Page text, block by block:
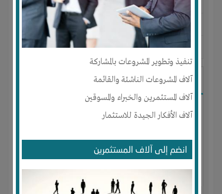
تنفيذ وتطوير المشروعات بالمشاركة
آلاف المشروعات الناشئة والقائمة
آلاف المستثمرين والخبراء والمسوقين
آلاف الأفكار الجيدة للاستثمار
انضم إلى آلاف المستثمرين
لديـه : المال-الخبرات-الوقت
المكان :مصر-الإسكندرية ميامى
آخر ظهور: : منذ 3 اشهر
Ibrahim Mostafa